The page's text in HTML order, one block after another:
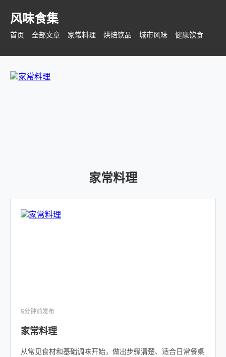
风味食集
首页 全部文章 家常料理 烘焙饮品 城市风味 健康饮食
家常料理
5分钟前发布
家常料理
从常见食材和基础调味开始，做出步骤清楚、适合日常餐桌